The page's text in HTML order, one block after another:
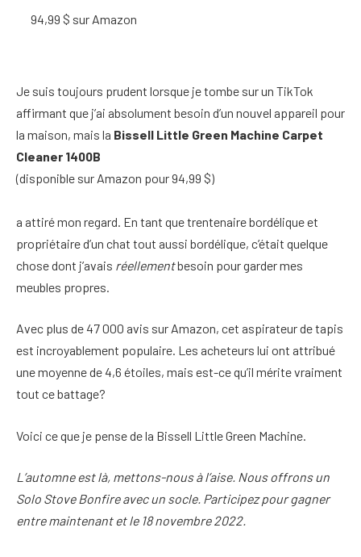
94,99 $ sur Amazon
Je suis toujours prudent lorsque je tombe sur un TikTok
affirmant que j’ai absolument besoin d’un nouvel appareil pour
la maison, mais la Bissell Little Green Machine Carpet
Cleaner 1400B
(disponible sur Amazon pour 94,99 $)
a attiré mon regard. En tant que trentenaire bordélique et
propriétaire d’un chat tout aussi bordélique, c’était quelque
chose dont j’avais réellementbesoin pour garder mes
meubles propres.
Avec plus de 47 000 avis sur Amazon, cet aspirateur de tapis
est incroyablement populaire. Les acheteurs lui ont attribué
une moyenne de 4,6 étoiles, mais est-ce qu’il mérite vraiment
tout ce battage?
Voici ce que je pense de la Bissell Little Green Machine.
L’automne est là, mettons-nous à l’aise. Nous offrons un
Solo Stove Bonfire avec un socle. Participez pour gagner
entre maintenant et le 18 novembre 2022.